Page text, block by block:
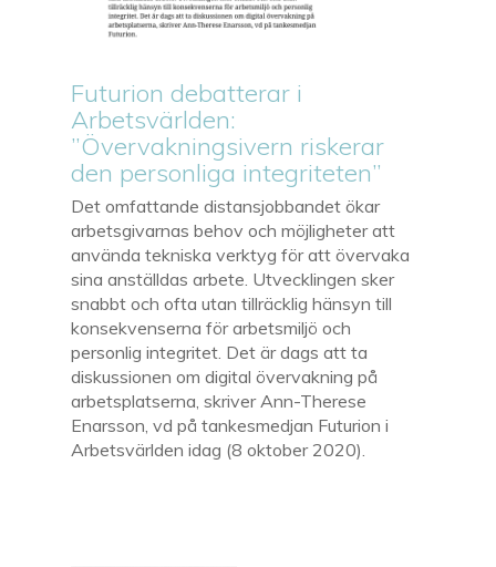
Futurion debatterar i
Arbetsvärlden:
”Övervakningsivern riskerar
den personliga integriteten”
Det omfattande distansjobbandet ökar
arbetsgivarnas behov och möjligheter att
använda tekniska verktyg för att övervaka
sina anställdas arbete. Utvecklingen sker
snabbt och ofta utan tillräcklig hänsyn till
konsekvenserna för arbetsmiljö och
personlig integritet. Det är dags att ta
diskussionen om digital övervakning på
arbetsplatserna, skriver Ann-Therese
Enarsson, vd på tankesmedjan Futurion i
Arbetsvärlden idag (8 oktober 2020).